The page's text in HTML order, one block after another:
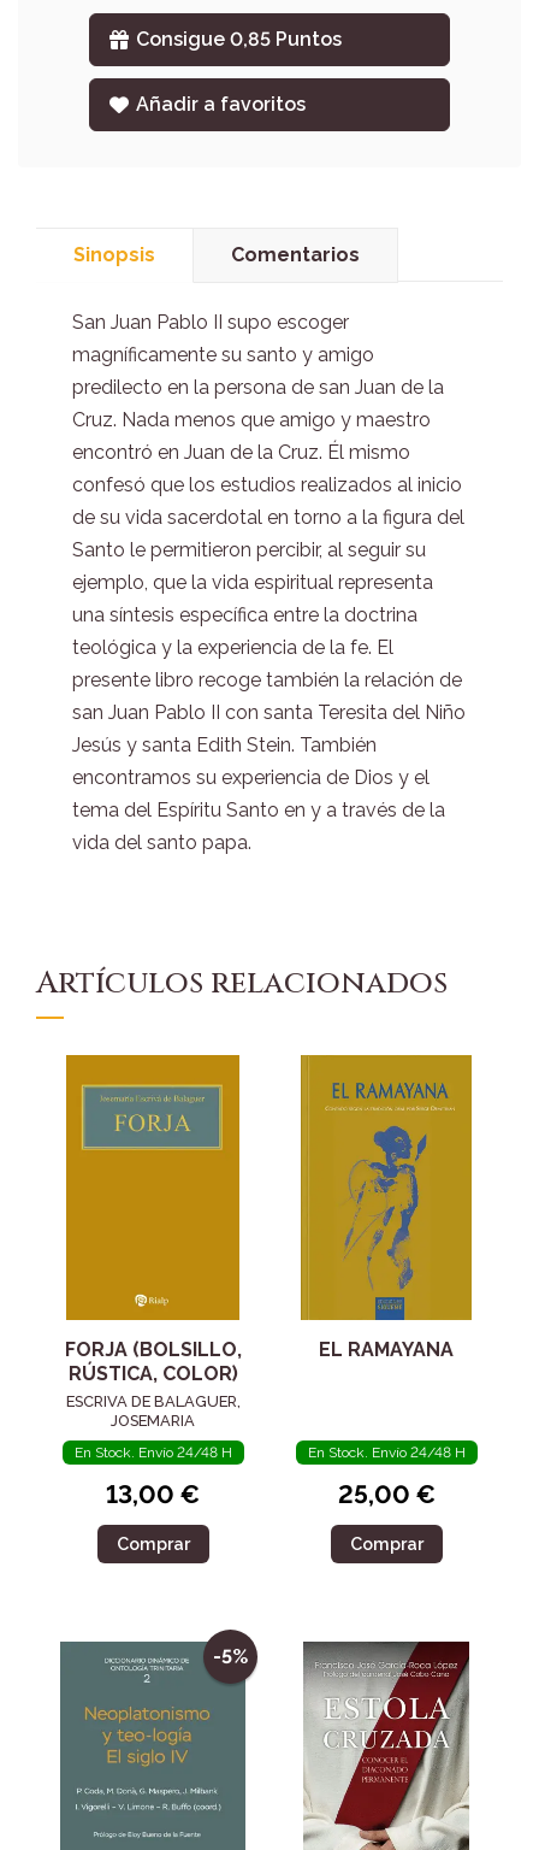
Consigue 0,85 Puntos
Añadir a favoritos
Sinopsis Comentarios
San Juan Pablo II supo escoger
magníficamente su santo y amigo
predilecto en la persona de san Juan de la
Cruz. Nada menos que amigo y maestro
encontró en Juan de la Cruz. Él mismo
confesó que los estudios realizados al inicio
de su vida sacerdotal en torno a la figura del
Santo le permitieron percibir, al seguir su
ejemplo, que la vida espiritual representa
una síntesis específica entre la doctrina
teológica y la experiencia de la fe. El
presente libro recoge también la relación de
san Juan Pablo II con santa Teresita del Niño
Jesús y santa Edith Stein. También
encontramos su experiencia de Dios y el
tema del Espíritu Santo en y a través de la
vida del santo papa.
Artículos relacionados
FORJA (BOLSILLO,
RÚSTICA, COLOR)
ESCRIVA DE BALAGUER,
JOSEMARIA
En Stock. Envío 24/48 H
13,00 €
Comprar
EL RAMAYANA
En Stock. Envío 24/48 H
25,00 €
Comprar
-5%